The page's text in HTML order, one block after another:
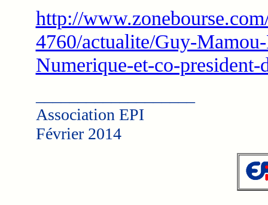
http://
4760/actualite/Guy-
Numerique-et-co-
Association EPI
Février 2014